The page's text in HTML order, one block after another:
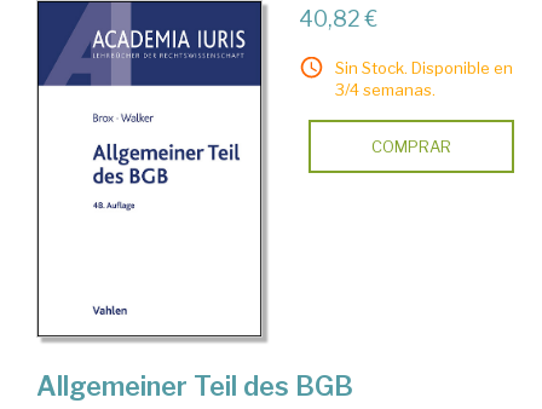
40,82 €
Sin Stock. Disponible en
3/4 semanas.
COMPRAR
Allgemeiner Teil des BGB